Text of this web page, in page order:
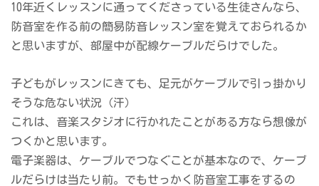
10年近くレッスンに通ってくださっている生徒さんなら、
防音室を作る前の簡易防音レッスン室を覚えておられるか
と思いますが、部屋中が配線ケーブルだらけでした。
子どもがレッスンにきても、足元がケーブルで引っ掛かり
そうな危ない状況（汗）
これは、音楽スタジオに行かれたことがある方なら想像が
つくかと思います。
電子楽器は、ケーブルでつなぐことが基本なので、ケーブ
ルだらけは当たり前。でもせっかく防音室工事をするの